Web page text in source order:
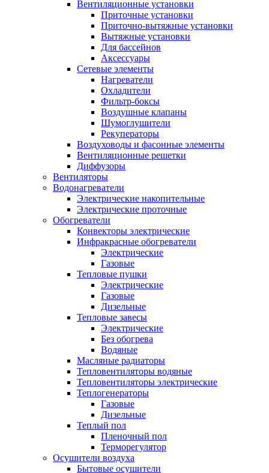
Вентиляционные установки
Приточные установки
Приточно-вытяжные установки
Вытяжные установки
Для бассейнов
Аксессуары
Сетевые элементы
Нагреватели
Охладители
Фильтр-боксы
Воздушные клапаны
Шумоглушители
Рекуператоры
Воздуховоды и фасонные элементы
Вентиляционные решетки
Диффузоры
Вентиляторы
Водонагреватели
Электрические накопительные
Электрические проточные
Обогреватели
Конвекторы электрические
Инфракрасные обогреватели
Электрические
Газовые
Тепловые пушки
Электрические
Газовые
Дизельные
Тепловые завесы
Электрические
Без обогрева
Водяные
Масляные радиаторы
Тепловентиляторы водяные
Тепловентиляторы электрические
Теплогенераторы
Газовые
Дизельные
Теплый пол
Пленочный пол
Терморегулятор
Осушители воздуха
Бытовые осушители